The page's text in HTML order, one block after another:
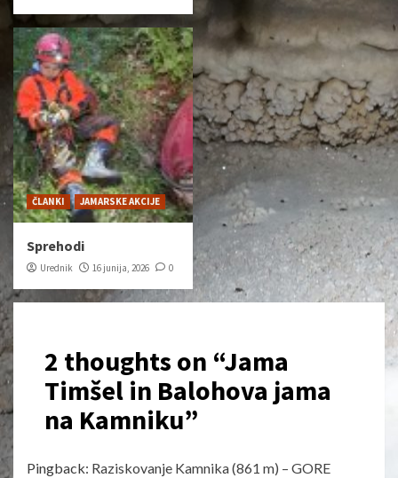
ČLANKI JAMARSKE AKCIJE
Sprehodi
Urednik 16 junija, 2026 0
2 thoughts on “Jama
Timšel in Balohova jama
na Kamniku”
Pingback: Raziskovanje Kamnika (861 m) – GORE